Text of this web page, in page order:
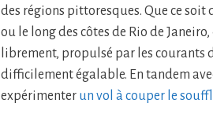
des régions pittoresques. Que ce soit
ou le long des côtes de Rio de
librement, propulsé par les courants
difficilement égalable. En tandem
expérimenter un vol à couper le